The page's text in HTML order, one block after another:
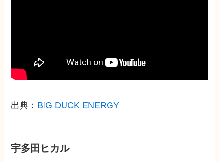
出典： BIG DUCK ENERGY
宇多田ヒカル